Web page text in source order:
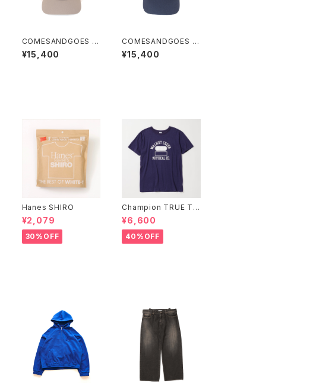
COMESANDGOES S
OLOTEX STANDAR
D CAP
¥15,400
COMESANDGOES S
OLOTEX STANDAR
D CAP
¥15,400
Hanes SHIRO
¥2,079
30%OFF
Champion TRUE TO
ARCHIVES ショートス
リーブTシャツ
¥6,600
40%OFF